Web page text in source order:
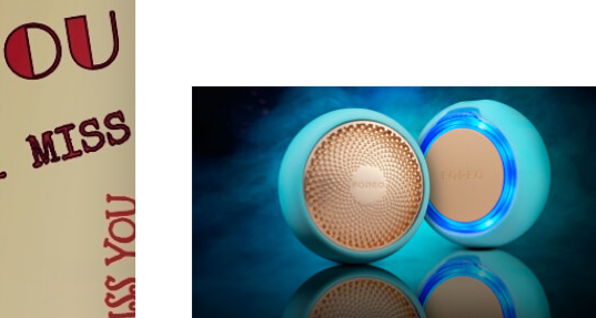
FOREO UFO 2 – „mali svemirca“ je idealan poklon
Lepota i moda